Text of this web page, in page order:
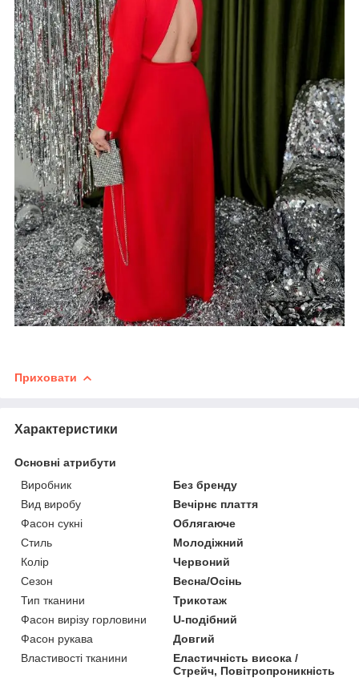
Приховати
Характеристики
Основні атрибути
Виробник
Без бренду
Вид виробу
Вечірнє плаття
Фасон сукні
Облягаюче
Стиль
Молодіжний
Колір
Червоний
Сезон
Весна/Осінь
Тип тканини
Трикотаж
Фасон вирізу горловини
U-подібний
Фасон рукава
Довгий
Властивості тканини
Еластичність висока /
Стрейч, Повітропроникність